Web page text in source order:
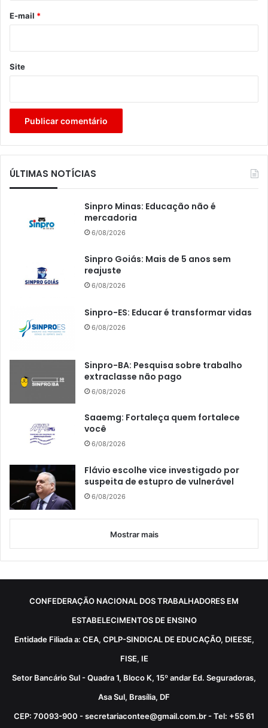
*
E-mail *
Site
ÚLTIMAS NOTÍCIAS
Sinpro Minas: Educação não é
mercadoria
6/08/2026
Sinpro Goiás: Mais de 5 anos sem
reajuste
6/08/2026
Sinpro-ES: Educar é transformar vidas
6/08/2026
Sinpro-BA: Pesquisa sobre trabalho
extraclasse não pago
6/08/2026
Saaemg: Fortaleça quem fortalece
você
6/08/2026
Flávio escolhe vice investigado por
suspeita de estupro de vulnerável
6/08/2026
Mostrar mais
CONFEDERAÇÃO NACIONAL DOS TRABALHADORES EM
ESTABELECIMENTOS DE ENSINO
Entidade Filiada a: CEA, CPLP-SINDICAL DE EDUCAÇÃO, DIEESE,
FISE, IE
Setor Bancário Sul - Quadra 1, Bloco K, 15º andar Ed. Seguradoras,
Asa Sul, Brasília, DF
CEP: 70093-900 - secretariacontee@gmail.com.br - Tel: +55 61